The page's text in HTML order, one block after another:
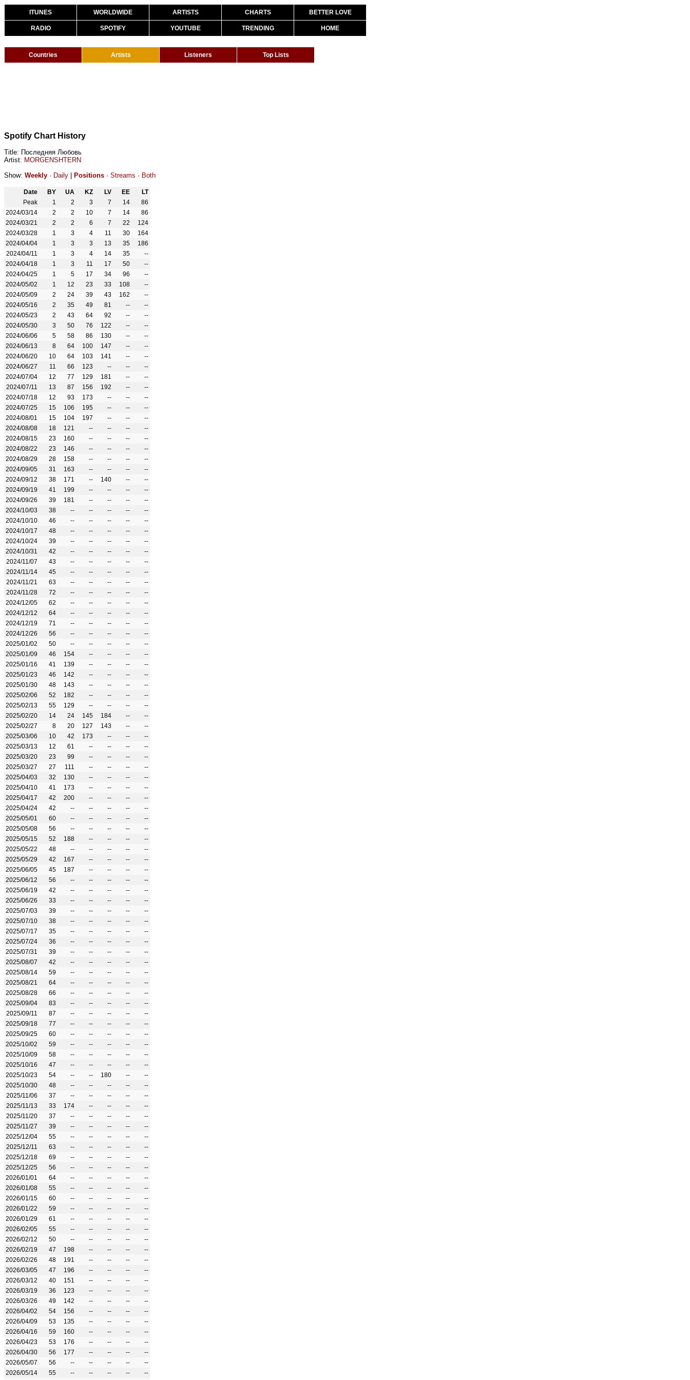
ITUNES WORLDWIDE ARTISTS CHARTS BETTER LOVE
RADIO SPOTIFY YOUTUBE TRENDING HOME
Countries Artists Listeners Top Lists
Spotify Chart History
Title: Последняя Любовь
Artist: MORGENSHTERN
Show: Weekly · Daily Positions · Streams · Both
Date BY UA KZ LV EE
LT
Peak
1 2 3 7 14
86
2024/03/14
2 2 10 7 14
86
2024/03/21
2 2 6 7 22
124
2024/03/28
1 3 4 11 30
164
2024/04/04
1 3 3 13 35
186
2024/04/11
1 3 4 14 35
--
2024/04/18
1 3 11 17 50
--
2024/04/25
1 5 17 34 96
--
2024/05/02
1 12 23 33 108
--
2024/05/09
2 24 39 43 162
--
2024/05/16
2 35 49 81 --
--
2024/05/23
2 43 64 92 --
--
2024/05/30
3 50 76 122 --
--
2024/06/06
5 58 86 130 --
--
2024/06/13
8 64 100 147 --
--
2024/06/20
10 64 103 141 --
--
2024/06/27
11 66 123 -- --
--
2024/07/04
12 77 129 181 --
--
2024/07/11
13 87 156 192 --
--
2024/07/18
12 93 173 -- --
--
2024/07/25
15 106 195 -- --
--
2024/08/01
15 104 197 -- --
--
2024/08/08
18 121 -- -- --
--
2024/08/15
23 160 -- -- --
--
2024/08/22
23 146 -- -- --
--
2024/08/29
28 158 -- -- --
--
2024/09/05
31 163 -- -- --
--
2024/09/12
38 171 -- 140 --
--
2024/09/19
41 199 -- -- --
--
2024/09/26
39 181 -- -- --
--
2024/10/03
38 -- -- -- --
--
2024/10/10
46 -- -- -- --
--
2024/10/17
48 -- -- -- --
--
2024/10/24
39 -- -- -- --
--
2024/10/31
42 -- -- -- --
--
2024/11/07
43 -- -- -- --
--
2024/11/14
45 -- -- -- --
--
2024/11/21
63 -- -- -- --
--
2024/11/28
72 -- -- -- --
--
2024/12/05
62 -- -- -- --
--
2024/12/12
64 -- -- -- --
--
2024/12/19
71 -- -- -- --
--
2024/12/26
56 -- -- -- --
--
2025/01/02
50 -- -- -- --
--
2025/01/09
46 154 -- -- --
--
2025/01/16
41 139 -- -- --
--
2025/01/23
46 142 -- -- --
--
2025/01/30
48 143 -- -- --
--
2025/02/06
52 182 -- -- --
--
2025/02/13
55 129 -- -- --
--
2025/02/20
14 24 145 184 --
--
2025/02/27
8 20 127 143 --
--
2025/03/06
10 42 173 -- --
--
2025/03/13
12 61 -- -- --
--
2025/03/20
23 99 -- -- --
--
2025/03/27
27 111 -- -- --
--
2025/04/03
32 130 -- -- --
--
2025/04/10
41 173 -- -- --
--
2025/04/17
42 200 -- -- --
--
2025/04/24
42 -- -- -- --
--
2025/05/01
60 -- -- -- --
--
2025/05/08
56 -- -- -- --
--
2025/05/15
52 188 -- -- --
--
2025/05/22
48 -- -- -- --
--
2025/05/29
42 167 -- -- --
--
2025/06/05
45 187 -- -- --
--
2025/06/12
56 -- -- -- --
--
2025/06/19
42 -- -- -- --
--
2025/06/26
33 -- -- -- --
--
2025/07/03
39 -- -- -- --
--
2025/07/10
38 -- -- -- --
--
2025/07/17
35 -- -- -- --
--
2025/07/24
36 -- -- -- --
--
2025/07/31
39 -- -- -- --
--
2025/08/07
42 -- -- -- --
--
2025/08/14
59 -- -- -- --
--
2025/08/21
64 -- -- -- --
--
2025/08/28
66 -- -- -- --
--
2025/09/04
83 -- -- -- --
--
2025/09/11
87 -- -- -- --
--
2025/09/18
77 -- -- -- --
--
2025/09/25
60 -- -- -- --
--
2025/10/02
59 -- -- -- --
--
2025/10/09
58 -- -- -- --
--
2025/10/16
47 -- -- -- --
--
2025/10/23
54 -- -- 180 --
--
2025/10/30
48 -- -- -- --
--
2025/11/06
37 -- -- -- --
--
2025/11/13
33 174 -- -- --
--
2025/11/20
37 -- -- -- --
--
2025/11/27
39 -- -- -- --
--
2025/12/04
55 -- -- -- --
--
2025/12/11
63 -- -- -- --
--
2025/12/18
69 -- -- -- --
--
2025/12/25
56 -- -- -- --
--
2026/01/01
64 -- -- -- --
--
2026/01/08
55 -- -- -- --
--
2026/01/15
60 -- -- -- --
--
2026/01/22
59 -- -- -- --
--
2026/01/29
61 -- -- -- --
--
2026/02/05
55 -- -- -- --
--
2026/02/12
50 -- -- -- --
--
2026/02/19
47 198 -- -- --
--
2026/02/26
48 191 -- -- --
--
2026/03/05
47 196 -- -- --
--
2026/03/12
40 151 -- -- --
--
2026/03/19
36 123 -- -- --
--
2026/03/26
49 142 -- -- --
--
2026/04/02
54 156 -- -- --
--
2026/04/09
53 135 -- -- --
--
2026/04/16
59 160 -- -- --
--
2026/04/23
53 176 -- -- --
--
2026/04/30
56 177 -- -- --
--
2026/05/07
56 -- -- -- --
--
2026/05/14
55 -- -- -- --
--